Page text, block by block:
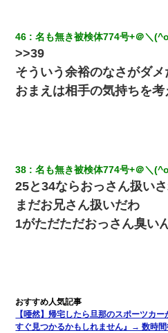
46 名も無き被検体774号+＠＼
>>39
そういう余裕のなさがダメ
おまえは相手の気持ちを
38 名も無き被検体774号+＠＼
25と34ならおっさん扱い
まだお兄さん扱いだわ
1がただただおっさん臭い
【唖然】帰宅したら旦那のスポーツカ
すぐ見つかるかもしれません』→ 数時